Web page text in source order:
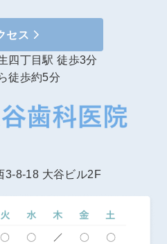
3-8-18 大谷ビル2F
四丁目駅 徒歩3分
徒歩約5分
セス